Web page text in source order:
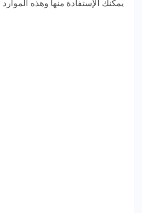
يمكنك الإستفادة منها وهذه